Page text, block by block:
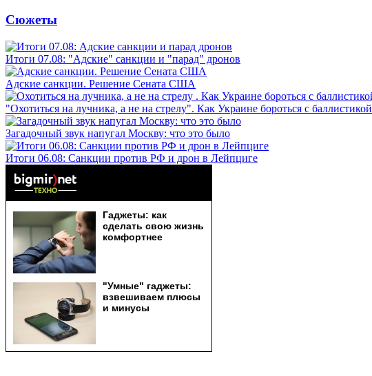
Сюжеты
Итоги 07.08: "Адские" санкции и "парад" дронов
Адские санкции. Решение Сената США
"Охотиться на лучника, а не на стрелу". Как Украине бороться с баллистикой
Загадочный звук напугал Москву: что это было
Итоги 06.08: Санкции против РФ и дрон в Лейпциге